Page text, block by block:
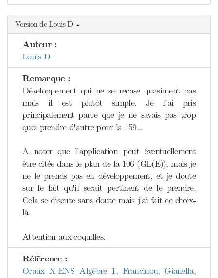
Version de Louis D
Auteur :
Louis D
Remarque :
Développement qui ne se recase quasiment pas
mais il est plutôt simple. Je l'ai pris
principalement parce que je ne savais pas trop
quoi prendre d'autre pour la 159...
À noter que l'application peut éventuellement
être citée dans le plan de la 106 (GL(E)), mais je
ne le prends pas en développement, et je doute
sur le fait qu'il serait pertinent de le prendre.
Cela se discute sans doute mais j'ai fait ce choix-
là.
Attention aux coquilles.
Référence :
Oraux X-ENS Algèbre 1, Francinou, Gianella,